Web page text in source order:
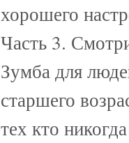
хорошего
Часть 3.
Зумба для
старшего
тех кто